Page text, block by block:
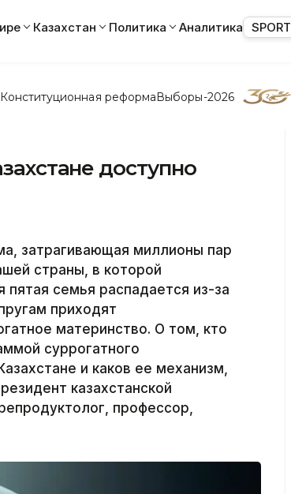
Казахстан Политика Аналитика SPORT
Конституционная реформаВыборы-2026
доступно
затрагивающая миллионы пар
страны, в которой
семья распадается из-за
приходят
материнство. О том, кто
суррогатного
и каков ее механизм,
казахстанской
профессор,